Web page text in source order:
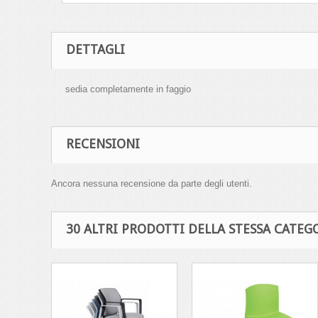
DETTAGLI
sedia completamente in faggio
RECENSIONI
Ancora nessuna recensione da parte degli utenti.
30 ALTRI PRODOTTI DELLA STESSA